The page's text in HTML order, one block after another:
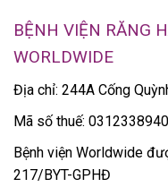
BỆNH VIỆN RĂNG
WORLDWIDE
Địa chỉ: 244A Cống
Mã số thuế: 0312338940
Bệnh viện Worldwide
217/BYT-GPHĐ